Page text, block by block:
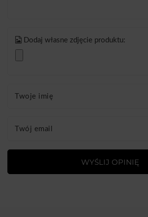
Dodaj własne zdjęcie produktu:
Twoje imię
Twój email
WYŚLIJ OPINIĘ